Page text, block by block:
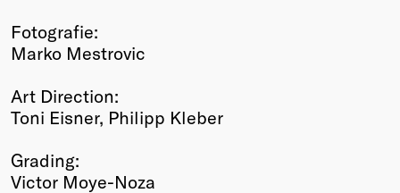
Fotografie:
Marko Mestrovic
Art Direction:
Toni Eisner, Philipp Kleber
Grading:
Victor Moye-Noza